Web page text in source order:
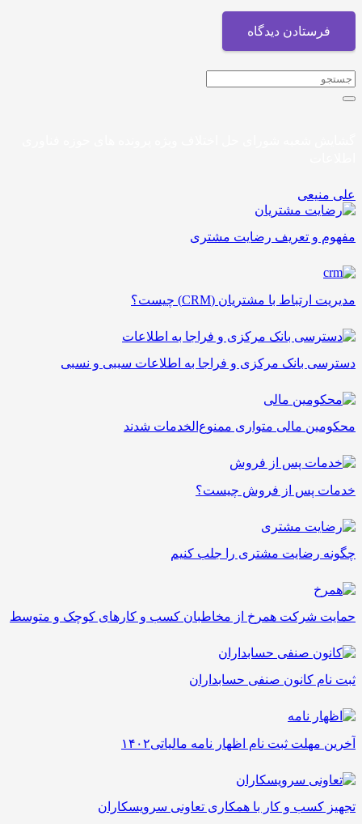
فرستادن دیدگاه
علی منیعی
مفهوم و تعريف رضایت مشتری
مدیریت ارتباط با مشتریان (CRM) چیست؟
دسترسی بانک مرکزی و فراجا به اطلاعات سببی و نسبی
محکومین مالی متواری ممنوع‌الخدمات‌ شدند
خدمات پس از فروش چیست؟
چگونه رضایت مشتری را جلب کنیم
حمایت شرکت همرخ از مخاطبان کسب و کارهای کوچک و متوسط
ثبت نام کانون صنفی حسابداران
آخرین مهلت ثبت نام اظهار نامه مالیاتی۱۴۰۲
تجهیز کسب و کار با همکاری تعاونی سرویسکاران